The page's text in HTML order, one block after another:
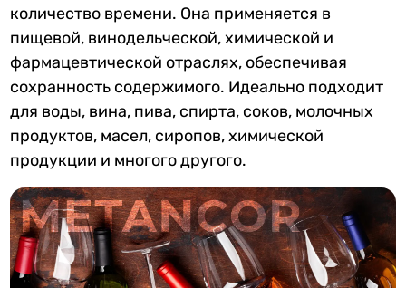
количество времени. Она применяется в
пищевой, винодельческой, химической и
фармацевтической отраслях, обеспечивая
сохранность содержимого. Идеально подходит
для воды, вина, пива, спирта, соков, молочных
продуктов, масел, сиропов, химической
продукции и многого другого.